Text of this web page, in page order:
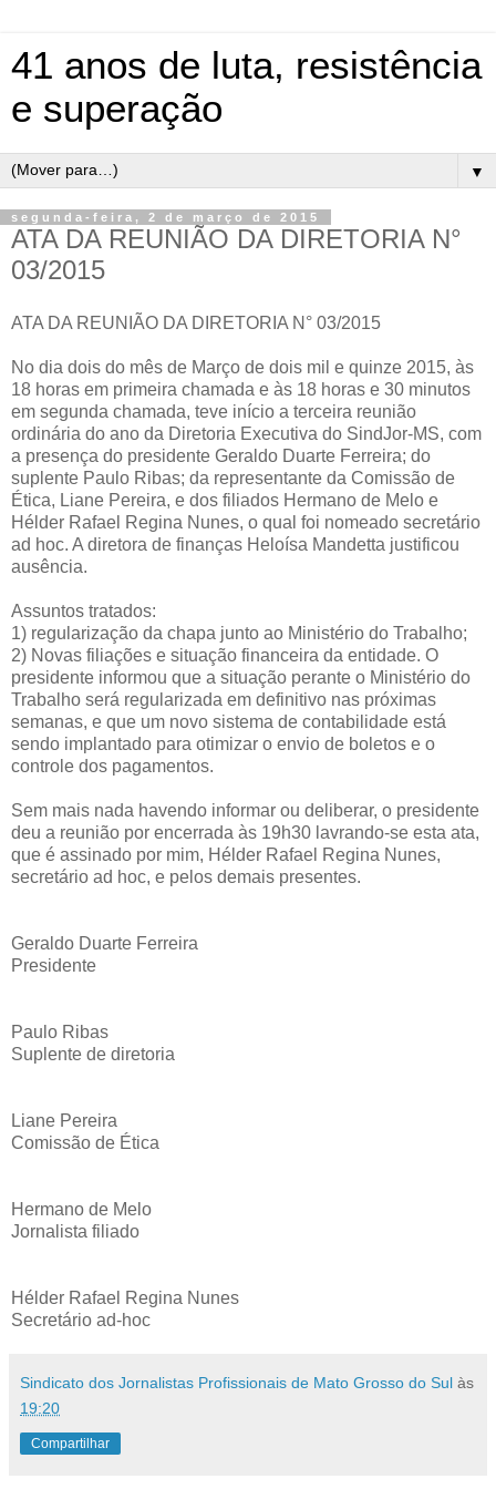
41 anos de luta, resistência
e superação
▼
segunda-feira, 2 de março de 2015
ATA DA REUNIÃO DA DIRETORIA N°
03/2015
ATA DA REUNIÃO DA DIRETORIA N° 03/2015
No dia dois do mês de Março de dois mil e quinze 2015, às
18 horas em primeira chamada e às 18 horas e 30 minutos
em segunda chamada, teve início a terceira reunião
ordinária do ano da Diretoria Executiva do SindJor-MS, com
a presença do presidente Geraldo Duarte Ferreira; do
suplente Paulo Ribas; da representante da Comissão de
Ética, Liane Pereira, e dos filiados Hermano de Melo e
Hélder Rafael Regina Nunes, o qual foi nomeado secretário
ad hoc. A diretora de finanças Heloísa Mandetta justificou
ausência.
Assuntos tratados:
1) regularização da chapa junto ao Ministério do Trabalho;
2) Novas filiações e situação financeira da entidade. O
presidente informou que a situação perante o Ministério do
Trabalho será regularizada em definitivo nas próximas
semanas, e que um novo sistema de contabilidade está
sendo implantado para otimizar o envio de boletos e o
controle dos pagamentos.
Sem mais nada havendo informar ou deliberar, o presidente
deu a reunião por encerrada às 19h30 lavrando-se esta ata,
que é assinado por mim, Hélder Rafael Regina Nunes,
secretário ad hoc, e pelos demais presentes.
Geraldo Duarte Ferreira
Presidente
Paulo Ribas
Suplente de diretoria
Liane Pereira
Comissão de Ética
Hermano de Melo
Jornalista filiado
Hélder Rafael Regina Nunes
Secretário ad-hoc
Sindicato dos Jornalistas Profissionais de Mato Grosso do Sul às
19:20
Compartilhar